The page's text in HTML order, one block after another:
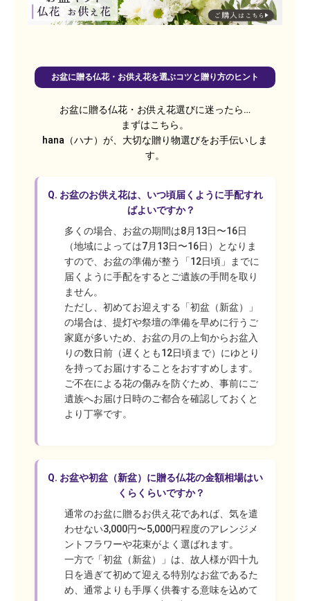
に、仏間などに花束
のまま置いてお供え
質です。
お盆に贈る仏花・お供え花を選ぶコツと贈り方のヒント
お盆に贈る仏花・お供え花選びに迷ったら…
まずはこちら。
hana（ハナ）が、大切な贈り物選びをお手伝いしま
す。
Q. お盆のお供え花は、いつ頃届くように手配すれ
ばよいですか？
多くの場合、お盆の期間は8月13日〜16日
（地域によっては7月13日〜16日）となりま
すので、お盆の準備が整う「12日頃」までに
届くように手配をするとご遺族の手間を取り
ません。
ただし、初めてお迎えする「初盆（新盆）」
の場合は、提灯や祭壇の準備を早めに行うご
家庭が多いため、お盆の月の上旬からお盆入
りの数日前（遅くとも12日頃まで）にゆとり
を持ってお届けすることをおすすめします。
ご不在による花の傷みを防ぐため、事前にご
遺族へお届け日時のご都合を確認しておくと
より丁寧です。
Q. お盆や初盆（新盆）に贈る仏花の金額相場はい
くらくらいですか？
通常のお盆に贈るお供え花であれば、気を遣
わせない3,000円〜5,000円程度のアレンジメ
ントフラワーや花束がよく選ばれます。
一方で「初盆（新盆）」は、故人様が四十九
日を過ぎて初めて迎える特別なお盆であるた
め、通常よりも手厚く供養する意味を込めて